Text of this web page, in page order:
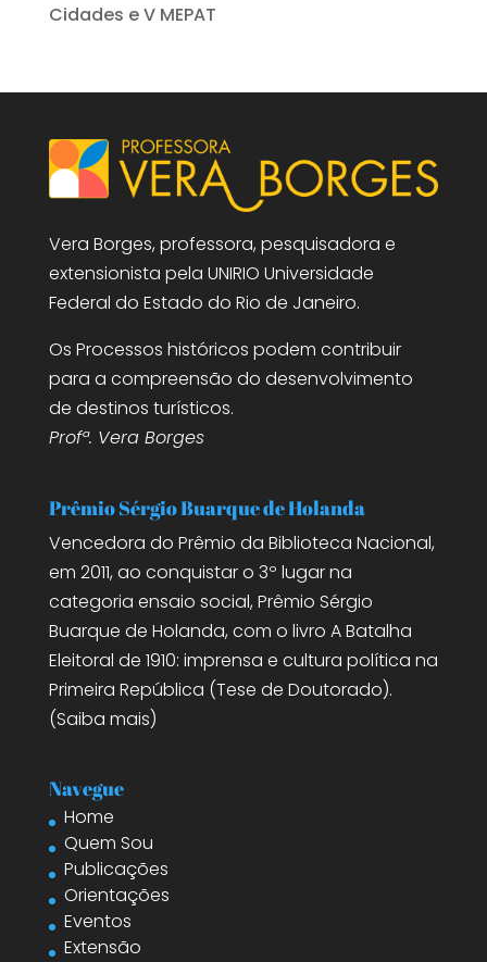
Cidades e V MEPAT
Vera Borges, professora, pesquisadora e
extensionista pela UNIRIO Universidade
Federal do Estado do Rio de Janeiro.
Os Processos históricos podem contribuir
para a compreensão do desenvolvimento
de destinos turísticos.
Profª. Vera Borges
Prêmio Sérgio Buarque de Holanda
Vencedora do Prêmio da Biblioteca Nacional,
em 2011, ao conquistar o 3º lugar na
categoria ensaio social, Prêmio Sérgio
Buarque de Holanda, com o livro A Batalha
Eleitoral de 1910: imprensa e cultura política na
Primeira República (Tese de Doutorado).
(Saiba mais)
Navegue
Home
Quem Sou
Publicações
Orientações
Eventos
Extensão